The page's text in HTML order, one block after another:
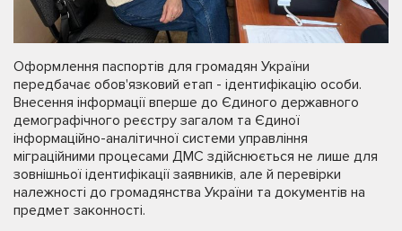
Оформлення паспортів для громадян України
передбачає обов'язковий етап - ідентифікацію особи.
Внесення інформації вперше до Єдиного державного
демографічного реєстру загалом та Єдиної
інформаційно-аналітичної системи управління
міграційними процесами ДМС здійснюється не лише для
зовнішньої ідентифікації заявників, але й перевірки
належності до громадянства України та документів на
предмет законності.